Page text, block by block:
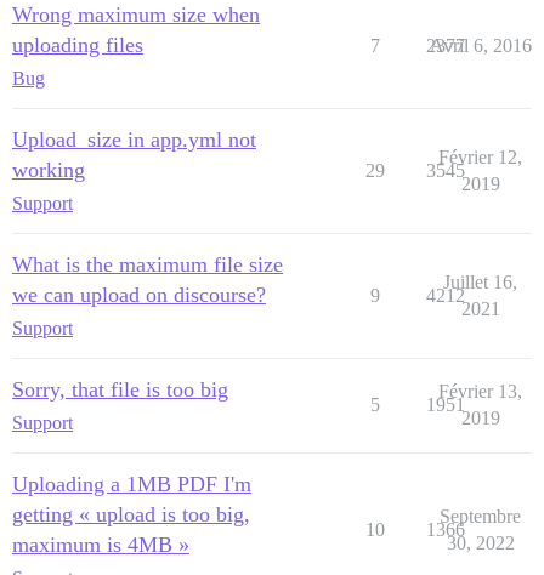
Wrong maximum size when
uploading files
Bug
7 2377
Avril 6, 2016
Upload_size in app.yml not
working
Support
29 3545
Février 12,
2019
What is the maximum file size
we can upload on discourse?
Support
9 4212
Juillet 16,
2021
Sorry, that file is too big
Support
5 1951
Février 13,
2019
Uploading a 1MB PDF I'm
getting « upload is too big,
maximum is 4MB »
10 1366
Septembre
30, 2022